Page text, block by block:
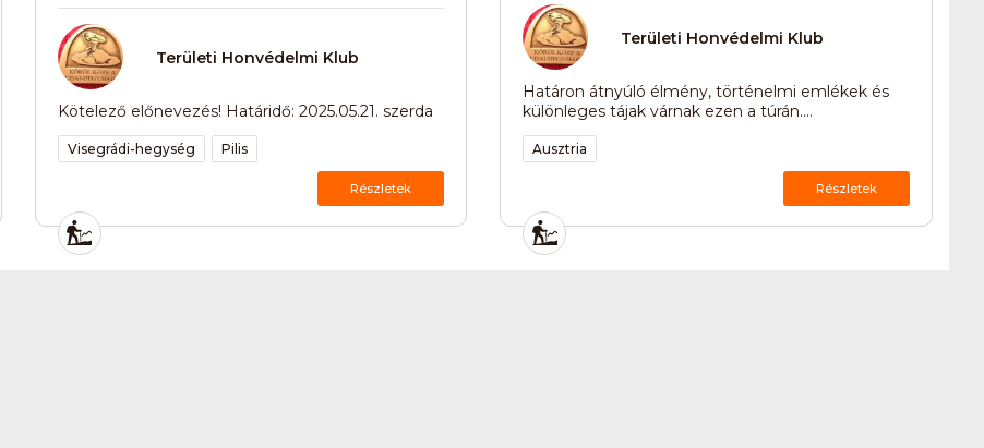
Területi Honvédelmi Klub
Kötelező előnevezés! Határidő: 2025.05.21. szerda
Visegrádi-hegység Pilis
Részletek
Területi Honvédelmi Klub
Határon átnyúló élmény, történelmi emlékek és
különleges tájak várnak ezen a túrán....
Ausztria
Részletek